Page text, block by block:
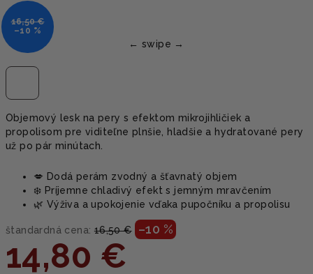
Objemový lesk na pery s efektom mikrojihličiek a
propolisom pre viditeľne plnšie, hladšie a hydratované pery
už po pár minútach.
💋 Dodá perám zvodný a šťavnatý objem
❄️ Príjemne chladivý efekt s jemným mravčením
🌿 Výživa a upokojenie vďaka pupočníku a propolisu
štandardná cena: 16,50 € –10 %
14,80 €
16,50 €
–10 %